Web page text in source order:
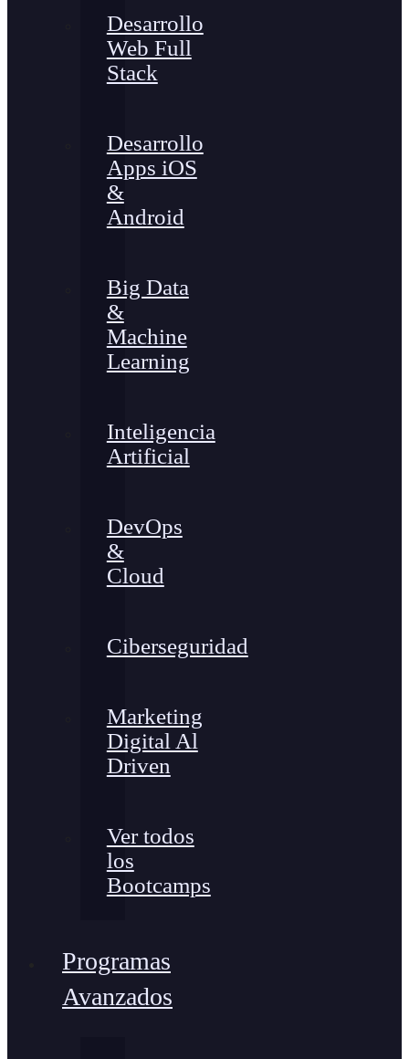
Desarrollo
Web Full
Stack
Desarrollo
Apps iOS
&
Android
Big Data
&
Machine
Learning
Inteligencia
Artificial
DevOps
&
Cloud
Ciberseguridad
Marketing
Digital Al
Driven
Ver todos
los
Bootcamps
Programas
Avanzados